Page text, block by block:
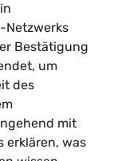
Netzwerks
Bestätigung
um
des
mit
erklären, was